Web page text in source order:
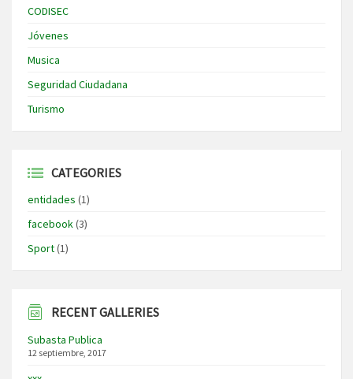
CODISEC
Jóvenes
Musica
Seguridad Ciudadana
Turismo
CATEGORIES
entidades (1)
facebook(3)
Sport(1)
RECENT GALLERIES
Subasta Publica
12 septiembre, 2017